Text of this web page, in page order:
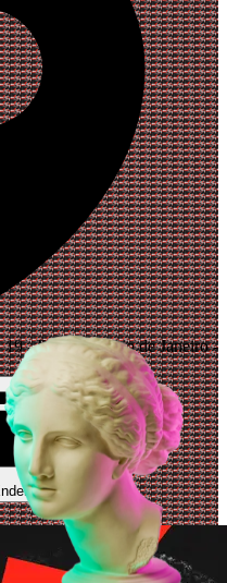
19 - Botafogo, Rio de Janeiro -